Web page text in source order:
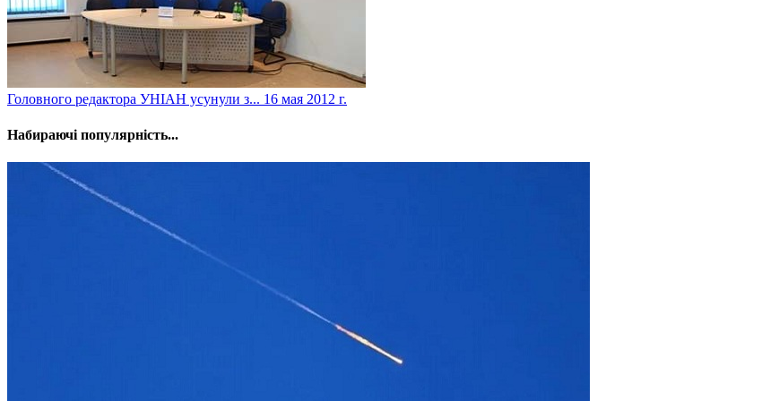
Головного редактора УНІАН усунули з... 16 мая 2012 г.
Набираючі популярність...